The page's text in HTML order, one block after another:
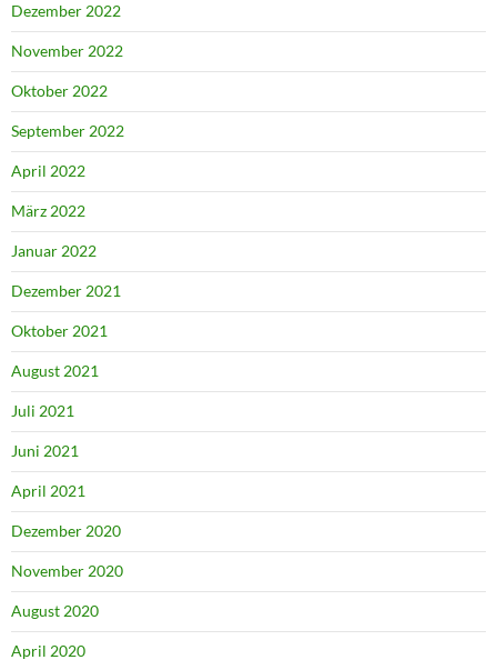
Dezember 2022
November 2022
Oktober 2022
September 2022
April 2022
März 2022
Januar 2022
Dezember 2021
Oktober 2021
August 2021
Juli 2021
Juni 2021
April 2021
Dezember 2020
November 2020
August 2020
April 2020